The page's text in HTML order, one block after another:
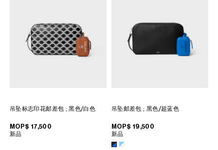
吊坠标志印花邮差包 ; 黑色/白色
MOP$ 17,500
新品
吊坠邮差包; 黑色/超蓝色
MOP$ 19,500
新品